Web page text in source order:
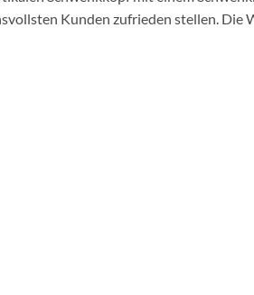
Kunden zufrieden stellen. Die